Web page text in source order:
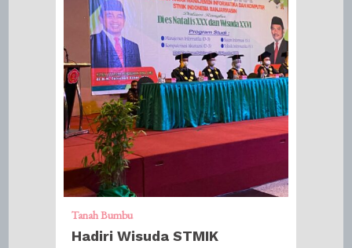
Tanah Bumbu
Hadiri Wisuda STMIK